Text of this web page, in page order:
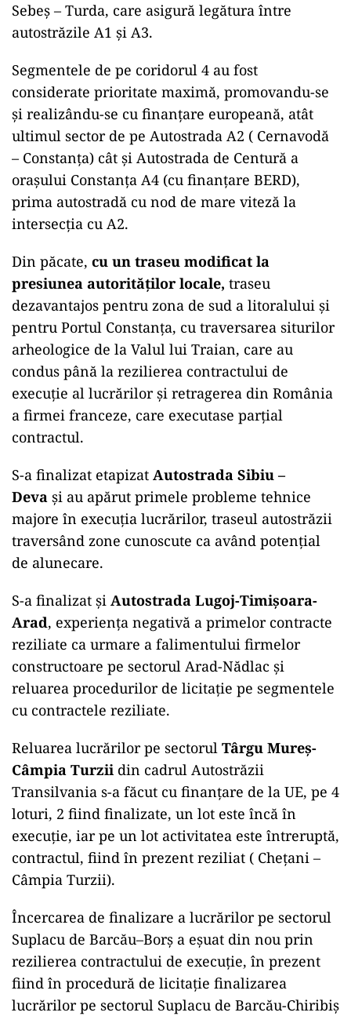
Sebeș – Turda, care asigură legătura între
autostrăzile A1 și A3.
Segmentele de pe coridorul 4 au fost
considerate prioritate maximă, promovandu-se
și realizându-se cu finanțare europeană, atât
ultimul sector de pe Autostrada A2 ( Cernavodă
– Constanța) cât și Autostrada de Centură a
orașului Constanța A4 (cu finanțare BERD),
prima autostradă cu nod de mare viteză la
intersecția cu A2.
Din păcate, cu un traseu modificat la
presiunea autorităților locale, traseu
dezavantajos pentru zona de sud a litoralului și
pentru Portul Constanța, cu traversarea siturilor
arheologice de la Valul lui Traian, care au
condus până la rezilierea contractului de
execuție al lucrărilor și retragerea din România
a firmei franceze, care executase parțial
contractul.
S-a finalizat etapizat Autostrada Sibiu –
Deva și au apărut primele probleme tehnice
majore în execuția lucrărilor, traseul autostrăzii
traversând zone cunoscute ca având potențial
de alunecare.
S-a finalizat și Autostrada Lugoj-Timișoara-
Arad, experiența negativă a primelor contracte
reziliate ca urmare a falimentului firmelor
constructoare pe sectorul Arad-Nădlac și
reluarea procedurilor de licitație pe segmentele
cu contractele reziliate.
Reluarea lucrărilor pe sectorul Târgu Mureș-
Câmpia Turzii din cadrul Autostrăzii
Transilvania s-a făcut cu finanțare de la UE, pe 4
loturi, 2 fiind finalizate, un lot este încă în
execuție, iar pe un lot activitatea este întreruptă,
contractul, fiind în prezent reziliat ( Chețani –
Câmpia Turzii).
Încercarea de finalizare a lucrărilor pe sectorul
Suplacu de Barcău–Borș a eșuat din nou prin
rezilierea contractului de execuție, în prezent
fiind în procedură de licitație finalizarea
lucrărilor pe sectorul Suplacu de Barcău-Chiribiș